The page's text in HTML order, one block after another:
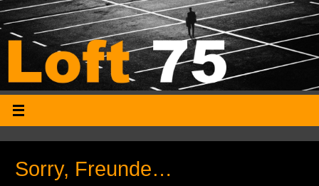
Sorry, Freunde…